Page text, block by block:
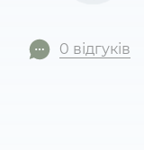
0 відгуків